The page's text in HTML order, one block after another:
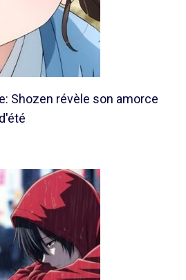
Shozen révèle son amorce